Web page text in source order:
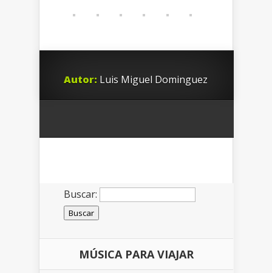
Autor: Luis Miguel Dominguez
Buscar:
MÚSICA PARA VIAJAR